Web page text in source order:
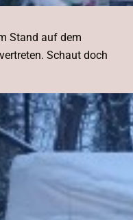
Stand auf dem
Schaut doch